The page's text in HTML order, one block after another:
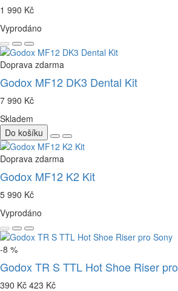
1 990 Kč
Vyprodáno
Doprava zdarma
Godox MF12 DK3 Dental Kit
7 990 Kč
Skladem
Do košíku
Doprava zdarma
Godox MF12 K2 Kit
5 990 Kč
Vyprodáno
-8 %
Godox TR S TTL Hot Shoe Riser
390 Kč 423 Kč